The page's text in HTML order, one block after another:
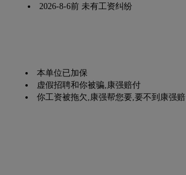
2026-8-6前 未有工资纠纷
本单位已加保
虚假招聘和你被骗,康强赔付
你工资被拖欠,康强帮您要,要不到康强赔